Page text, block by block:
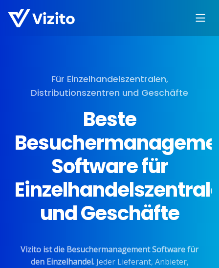
Für Einzelhandelszentralen,
Distributionszentren und Geschäfte
Beste
Software für
und Geschäfte
Vizito ist die Besuchermanagement Software für
den Einzelhandel.Jeder Lieferant, Anbieter,